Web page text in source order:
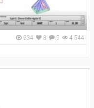
4 544
5
8
634